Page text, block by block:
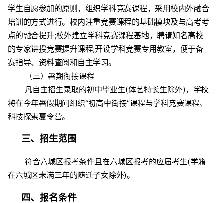
学生自愿参加的原则，组织学科竞赛课程，采用校内外融合
培训的方式进行。校内注重竞赛课程的基础模块及与高考考
点的融合提升;校外建立学科竞赛课程基地，聘请知名高校
的专家讲授竞赛提升课程;开设学科竞赛专用教室，便于备
赛指导、资料查阅和自主学习。
（三）暑期衔接课程
凡自主招生录取的初中毕业生(体艺特长生除外)，学校
将在今年暑假期间组织“初高中街接”课程与学科竞赛课程、
科技探索夏令营。
三、招生范围
符合六城区报考条件且在六城区报考的应届考生(学籍
在六城区未满三年的随迁子女除外)。
四、报名条件